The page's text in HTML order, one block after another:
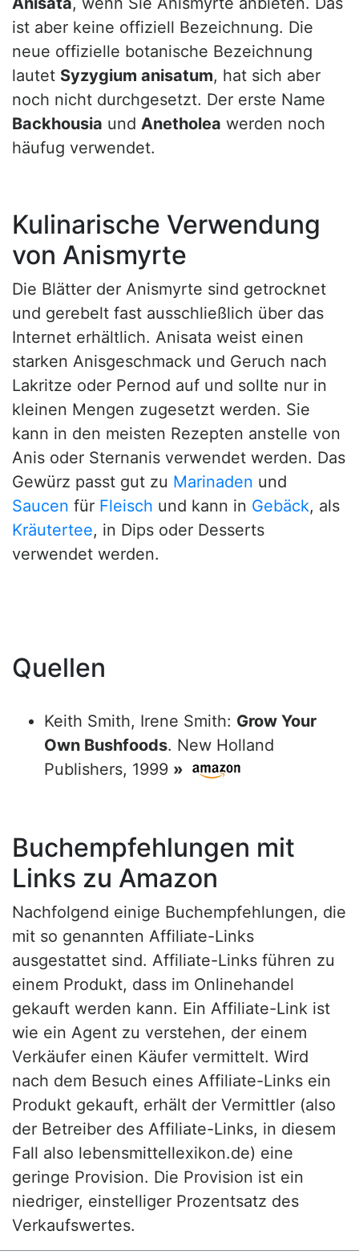
ist aber keine offiziell Bezeichnung. Die
neue offizielle botanische Bezeichnung
lautet Syzygium anisatum, hat sich aber
noch nicht durchgesetzt. Der erste Name
Backhousia und Anetholea werden noch
häufug verwendet.
Kulinarische Verwendung
von Anismyrte
Die Blätter der Anismyrte sind getrocknet
und gerebelt fast ausschließlich über das
Internet erhältlich. Anisata weist einen
starken Anisgeschmack und Geruch nach
Lakritze oder Pernod auf und sollte nur in
kleinen Mengen zugesetzt werden. Sie
kann in den meisten Rezepten anstelle von
Anis oder Sternanis verwendet werden. Das
Gewürz passt gut zu Marinaden und
Saucen für Fleisch und kann in Gebäck, als
Kräutertee, in Dips oder Desserts
verwendet werden.
Quellen
Keith Smith, Irene Smith: Grow Your
Own Bushfoods. New Holland
Publishers, 1999 »
Buchempfehlungen mit
Links zu Amazon
Nachfolgend einige Buchempfehlungen, die
mit so genannten Affiliate-Links
ausgestattet sind. Affiliate-Links führen zu
einem Produkt, dass im Onlinehandel
gekauft werden kann. Ein Affiliate-Link ist
wie ein Agent zu verstehen, der einem
Verkäufer einen Käufer vermittelt. Wird
nach dem Besuch eines Affiliate-Links ein
Produkt gekauft, erhält der Vermittler (also
der Betreiber des Affiliate-Links, in diesem
Fall also lebensmittellexikon.de) eine
geringe Provision. Die Provision ist ein
niedriger, einstelliger Prozentsatz des
Verkaufswertes.